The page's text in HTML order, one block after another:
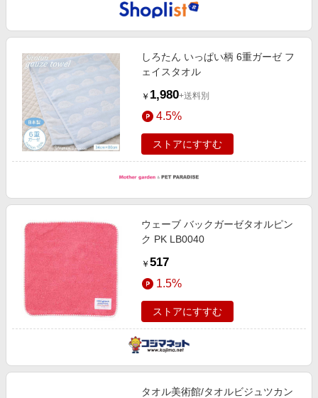
しろたん いっぱい柄 6重ガーゼ フ
ェイスタオル
￥ 1,980+送料別
4.5%
ストアにすすむ
ウェーブ バックガーゼタオルピン
ク PK LB0040
￥ 517
1.5%
ストアにすすむ
タオル美術館/タオルビジュツカン